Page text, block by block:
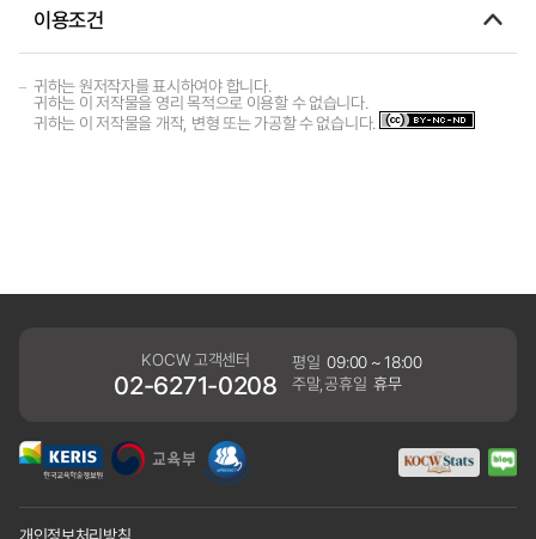
이용조건
귀하는 원저작자를 표시하여야 합니다.
귀하는 이 저작물을 영리 목적으로 이용할 수 없습니다.
귀하는 이 저작물을 개작, 변형 또는 가공할 수 없습니다.
KOCW 고객센터
02-6271-0208
평일 09:00 ~ 18:00
주말,공휴일 휴무